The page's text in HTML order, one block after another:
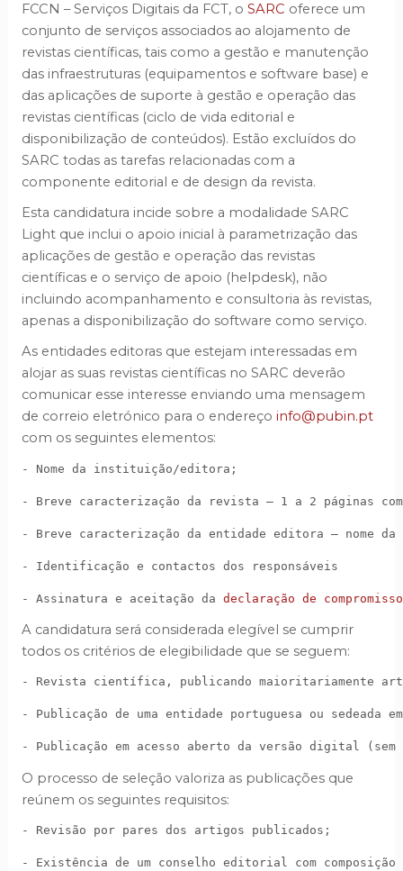
FCCN – Serviços Digitais da FCT, o SARC oferece um
conjunto de serviços associados ao alojamento de
revistas científicas, tais como a gestão e manutenção
das infraestruturas (equipamentos e software base) e
das aplicações de suporte à gestão e operação das
revistas científicas (ciclo de vida editorial e
disponibilização de conteúdos). Estão excluídos do
SARC todas as tarefas relacionadas com a
componente editorial e de design da revista.
Esta candidatura incide sobre a modalidade SARC
Light que inclui o apoio inicial à parametrização das
aplicações de gestão e operação das revistas
científicas e o serviço de apoio (helpdesk), não
incluindo acompanhamento e consultoria às revistas,
apenas a disponibilização do software como serviço.
As entidades editoras que estejam interessadas em
alojar as suas revistas científicas no SARC deverão
comunicar esse interesse enviando uma mensagem
de correio eletrónico para o endereço info@pubin.pt
com os seguintes elementos:
- Nome da instituição/editora;
- Breve caracterização da revista – 1 a 2 páginas
- Breve caracterização da entidade editora –
- Identificação e contactos dos responsáveis
- Assinatura e aceitação da declaração de compromisso
A candidatura será considerada elegível se cumprir
todos os critérios de elegibilidade que se seguem:
- Revista científica, publicando maioritariamente
- Publicação de uma entidade portuguesa ou sedeada
- Publicação em acesso aberto da versão digital
O processo de seleção valoriza as publicações que
reúnem os seguintes requisitos:
- Revisão por pares dos artigos publicados;
- Existência de um conselho editorial com